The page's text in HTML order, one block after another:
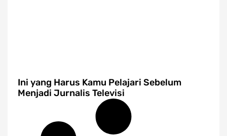
Ini yang Harus Kamu Pelajari Sebelum
Menjadi Jurnalis Televisi